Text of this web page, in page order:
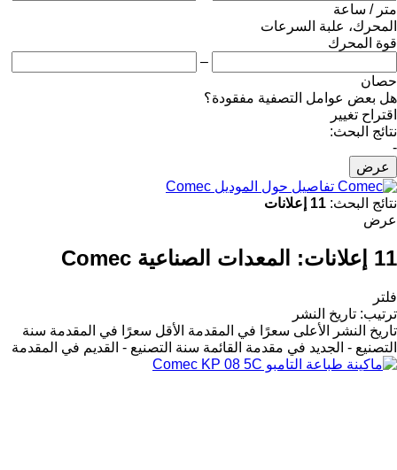
متر / ساعة
المحرك، علبة السرعات
قوة المحرك
–
حصان
هل بعض عوامل التصفية مفقودة؟
اقتراح تغيير
نتائج البحث:
-
عرض
تفاصيل حول الموديل Comec
نتائج البحث: 11 إعلانات
عرض
11 إعلانات: المعدات الصناعية Comec
فلتر
ترتيب: تاريخ النشر
تاريخ النشر
الأعلى سعرًا في المقدمة الأقل سعرًا في المقدمة سنة
التصنيع - الجديد في مقدمة القائمة سنة التصنيع - القديم في المقدمة